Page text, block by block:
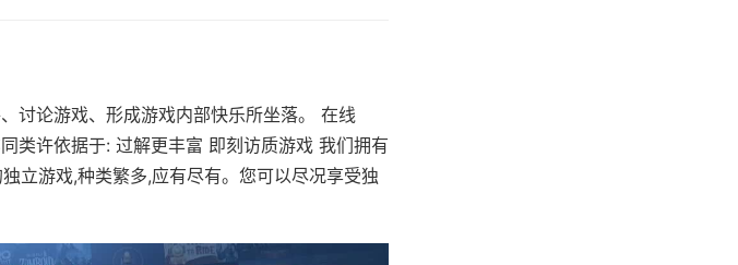
讨论游戏、形成游戏内部快乐所坐落。 在线
类许依据于: 过解更丰富 即刻访质游戏 我们拥有
立游戏,种类繁多,应有尽有。您可以尽况享受独